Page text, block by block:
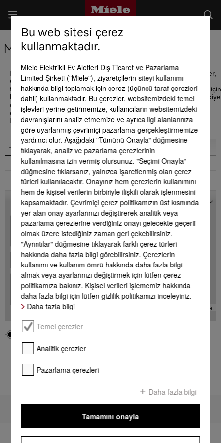
Miele Satış Noktaları
Miele Experience Center Vadİstanbul, Watergarden, Zorlu Center,
Göktürk Larus Loft ve Bağdat Caddesi Suadiye mağazalarımız ve
tüm Miele Centerlarımız sizlere hizmet vermektedir. Detaylı bilgi için
lütfen 444 11 22 no.lu Müşteri Hizmetlerimizi arayınız. Miele Türkiye
olarak sizlere E-Shop adresimizden kesintisiz hizmete devam
ediyoruz
Her koşulda sizlerin yanındayız!
Filtre
Harita
+
-
+
-
Leaflet
Bölgeniz
Bu web sitesi çerez
kullanmaktadır.
Miele Elektrikli Ev Aletleri Dış Ticaret ve Pazarlama
Limited Şirketi ("Miele"), ziyaretçilerin siteyi kullanımı
hakkında bilgi toplamak için çerez (üçüncü taraf çerezleri
dahil) kullanmaktadır. Bu çerezler, websitemizdeki temel
işlevleri yerine getirmemize, kullanıcıların websitemizdeki
davranışlarını analiz etmemize ve ayrıca ilgi alanlarınıza
göre uyarlanmış çevrimiçi pazarlama gerçekleştirmemize
yardımcı olur. Aşağıdaki "Tümünü Onayla" düğmesine
tıklayarak, analiz ve pazarlama çerezlerinin
kullanılmasına izin vermiş olursunuz. "Seçimi Onayla"
düğmesine tıklarsanız, yalnızca işaretlenmiş olan çerez
türleri kullanılacaktır. Onayınız hem çerezlerin kullanımını
hem de kişisel verilerin birbiriyle ilişkili olarak işlenmesini
kapsamaktadır. Çevrimiçi çerez politikamızın üst kısmında
yer alan onay ayarlarınızı değiştirerek analitik veya
pazarlama çerezlerine verdiğiniz onayı gelecekte geçerli
olmak üzere istediğiniz zaman geri çekebilirsiniz.
"Ayrıntılar" düğmesine tıklayarak farklı çerez türleri
hakkında daha fazla bilgi görebilirsiniz. Çerezlerin
kullanımı ve kullanım ömrü hakkında daha fazla bilgi
almak veya ayarlarınızı değiştirmek için lütfen çerez
politikamıza bakınız. Kişisel verileri işlememiz hakkında
daha fazla bilgi için lütfen gizlilik politikamızı inceleyiniz.
Daha fazla bilgi
Temel çerezler
Analitik çerezler
Pazarlama çerezleri
Daha fazla bilgi
Tamamını onayla